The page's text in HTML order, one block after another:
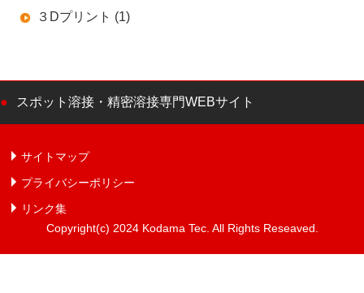
３Dプリント (1)
スポット溶接・精密溶接専門WEBサイト
サイトマップ
プライバシーポリシー
リンク集
Copyright(c) 2024 Kodama Tec. All Rights Reseaved.